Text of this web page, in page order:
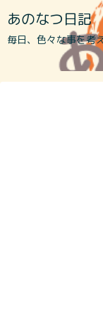
あのなつ日記
毎日、色々な事を考